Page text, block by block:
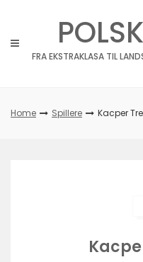
FRA EKSTRAKLASA TIL
Home Spillere Kacper